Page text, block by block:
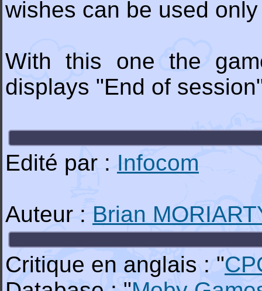
wishes can be used
With this one the
displays "End of
Edité par : Infocom
Auteur : Brian
Critique en anglais : "